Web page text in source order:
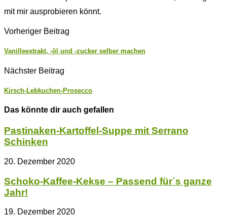
mit mir ausprobieren könnt.
Vorheriger Beitrag
Vanilleextrakt, -öl und -zucker selber machen
Nächster Beitrag
Kirsch-Lebkuchen-Prosecco
Das könnte dir auch gefallen
Pastinaken-Kartoffel-Suppe mit Serrano
Schinken
20. Dezember 2020
Schoko-Kaffee-Kekse – Passend für´s ganze
Jahr!
19. Dezember 2020